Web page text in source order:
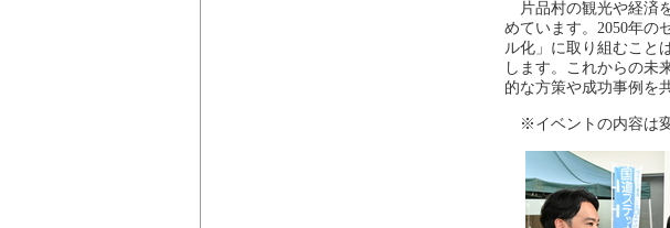
片品村の観光や経済
めています。2050年の
ル化」に取り組むこと
します。これからの未
的な方策や成功事例を
※イベントの内容は